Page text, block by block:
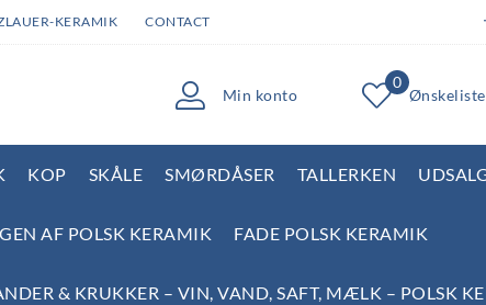
KERAMIK CONTACT
Min konto
0
Ønskeliste
KOP SKÅLE SMØRDÅSER TALLERKEN
AF POLSK KERAMIK FADE POLSK KERAMIK
& KRUKKER – VIN, VAND, SAFT, MÆLK – POLSK